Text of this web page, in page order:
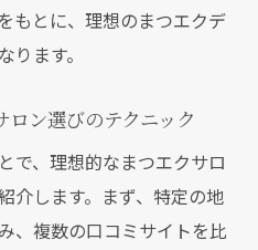
もとに、理想のまつエクデ
ます。
ロン選びのテクニック
で、理想的なまつエクサロ
介します。まず、特定の地
、複数の口コミサイトを比